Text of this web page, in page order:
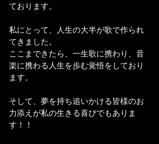
ております。
私にとって、人生の大半が歌で作られ
てきました。
ここまできたら、一生歌に携わり、音
楽に携わる人生を歩む覚悟をしており
ます。
そして、夢を持ち追いかける皆様のお
力添えが私の生きる喜びでもありま
す！！